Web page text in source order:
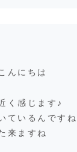
んにちは
く感じます♪
ているんです
来ますね